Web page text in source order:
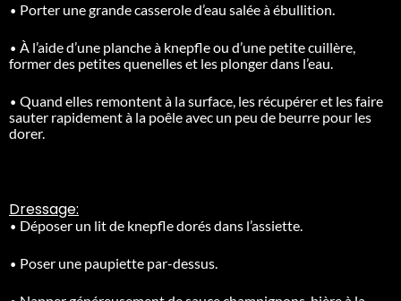
• Porter une grande casserole d’eau salée à ébullition.
• À l’aide d’une planche à knepfle ou d’une petite cuillère,
former des petites quenelles et les plonger dans l’eau.
• Quand elles remontent à la surface, les récupérer et les faire
sauter rapidement à la poêle avec un peu de beurre pour les
dorer.
Dressage:
• Déposer un lit de knepfle dorés dans l’assiette.
• Poser une paupiette par-dessus.